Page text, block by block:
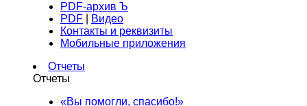
PDF-архив Ъ
PDF
Видео
Контакты и реквизиты
Мобильные приложения
Отчеты
Отчеты
«Вы помогли, спасибо!»